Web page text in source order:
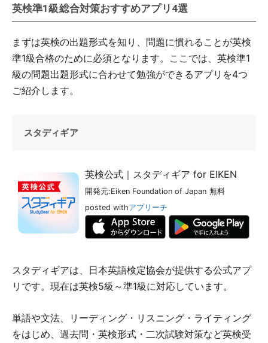
英検準1級総合対策おすすめアプリ4選
まずは英検の出題形式を知り、問題に慣れることが英検
準1級合格のために必須となります。ここでは、英検準1
級の問題出題形式に合わせて勉強ができるアプリを4つ
ご紹介します。
スタディギア
英検公式｜スタディギア for EIKEN
開発元:Eiken Foundation of Japan 無料
posted withアプリーチ
スタディギアは、日本英語検定協会が提供する公式アプ
リです。現在は英検5級～準1級に対応しています。
単語や文法、リーディング・リスニング・ライティング
をはじめ、過去問・英検形式・二次試験対策など英検受